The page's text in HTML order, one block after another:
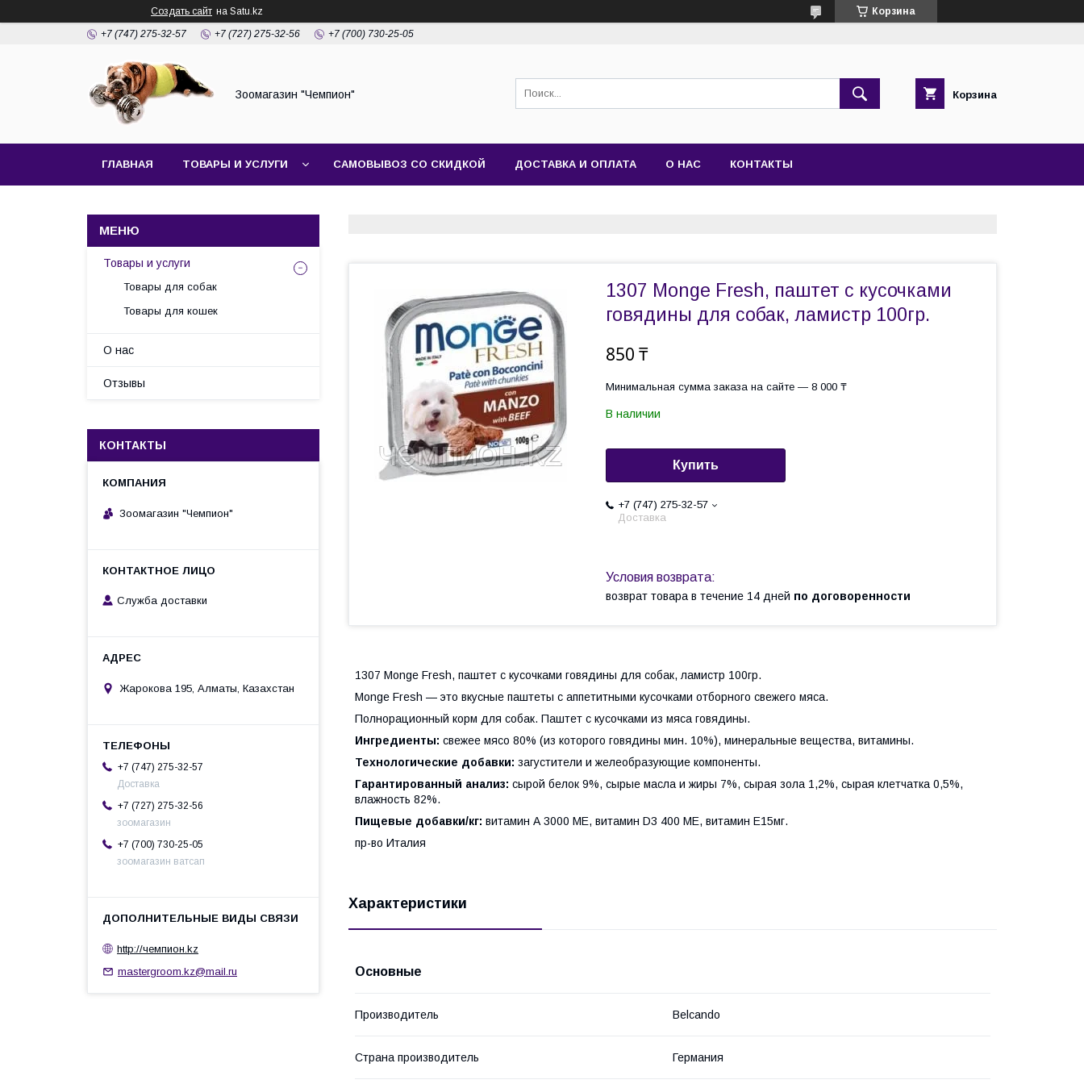
Создать сайт на Satu.kz Корзина
+7 (747) 275-32-57 +7 (727) 275-32-56 +7 (700) 730-25-05
Зоомагазин "Чемпион" Корзина
ГЛАВНАЯ ТОВАРЫ И УСЛУГИ САМОВЫВОЗ СО СКИДКОЙ ДОСТАВКА И ОПЛАТА О НАС КОНТАКТЫ
1307 Monge Fresh, паштет с кусочками
говядины для собак, ламистр 100гр.
850 ₸
Минимальная сумма заказа на сайте — 8 000 ₸
В наличии
Купить
+7 (747) 275-32-57
Доставка
возврат товара в течение 14 дней по договоренности
1307 Monge Fresh, паштет с кусочками говядины для собак, ламистр 100гр.
Monge Fresh — это вкусные паштеты с аппетитными кусочками отборного свежего мяса.
Полнорационный корм для собак. Паштет с кусочками из мяса говядины.
Ингредиенты: свежее мясо 80% (из которого говядины мин. 10%), минеральные вещества, витамины.
Технологические добавки: загустители и желеобразующие компоненты.
Гарантированный анализ: сырой белок 9%, сырые масла и жиры 7%, сырая зола 1,2%, сырая клетчатка 0,5%,
влажность 82%.
Пищевые добавки/кг: витамин А 3000 МЕ, витамин D3 400 МЕ, витамин Е15мг.
пр-во Италия
Характеристики
Основные
Производитель Belcando
Страна производитель Германия
Товары и услуги
Товары для собак
Товары для кошек
О нас
Отзывы
КОНТАКТЫ
Зоомагазин "Чемпион"
Служба доставки
Жарокова 195, Алматы, Казахстан
+7 (747) 275-32-57
Доставка
+7 (727) 275-32-56
зоомагазин
+7 (700) 730-25-05
зоомагазин ватсап
http://чемпион.kz
mastergroom.kz@mail.ru